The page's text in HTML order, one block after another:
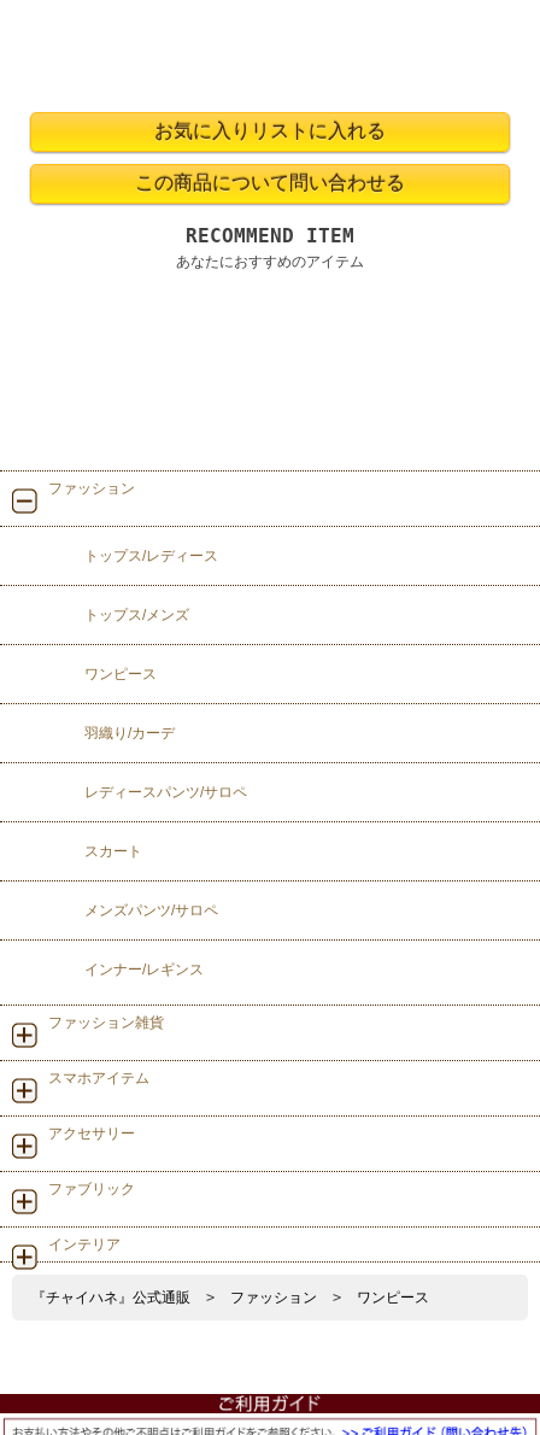
RECOMMEND ITEM
あなたにおすすめのアイテム
ファッション
トップス/レディース
トップス/メンズ
ワンピース
羽織り/カーデ
レディースパンツ/サロペ
スカート
メンズパンツ/サロペ
インナー/レギンス
ファッション雑貨
スマホアイテム
アクセサリー
ファブリック
インテリア
『チャイハネ』公式通販 > ファッション > ワンピース